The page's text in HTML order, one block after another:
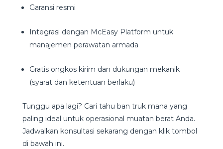
Garansi resmi
Integrasi dengan McEasy Platform untuk
manajemen perawatan armada
Gratis ongkos kirim dan dukungan mekanik
(syarat dan ketentuan berlaku)
Tunggu apa lagi? Cari tahu ban truk mana yang
paling ideal untuk operasional muatan berat Anda.
Jadwalkan konsultasi sekarang dengan klik tombol
di bawah ini.